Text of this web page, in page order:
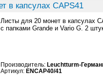
в капсулах CAPS41
Листы для 20 монет в капсулах
с папками Grande и Vario G. 2
Производитель: Leuchtturm-
Артикул: ENCAP40/41